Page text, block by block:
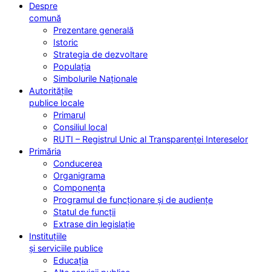
Despre
comună
Prezentare generală
Istoric
Strategia de dezvoltare
Populația
Simbolurile Naționale
Autoritățile
publice locale
Primarul
Consiliul local
RUTI – Registrul Unic al Transparenței Intereselor
Primăria
Conducerea
Organigrama
Componența
Programul de funcționare și de audiențe
Statul de funcții
Extrase din legislație
Instituțiile
și serviciile publice
Educația